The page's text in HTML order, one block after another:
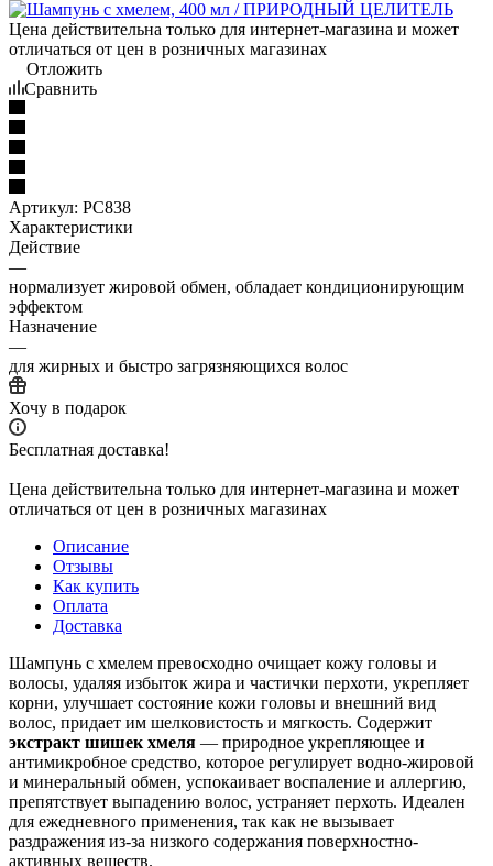
Цена действительна только для интернет-магазина и может
отличаться от цен в розничных магазинах
Отложить
Сравнить
Артикул: PC838
Характеристики
Действие
—
нормализует жировой обмен, обладает кондиционирующим
эффектом
Назначение
—
для жирных и быстро загрязняющихся волос
Хочу в подарок
Бесплатная доставка!
Цена действительна только для интернет-магазина и может
отличаться от цен в розничных магазинах
Описание
Отзывы
Как купить
Оплата
Доставка
Шампунь с хмелем превосходно очищает кожу головы и
волосы, удаляя избыток жира и частички перхоти, укрепляет
корни, улучшает состояние кожи головы и внешний вид
волос, придает им шелковистость и мягкость. Содержит
экстракт шишек хмеля — природное укрепляющее и
антимикробное средство, которое регулирует водно-жировой
и минеральный обмен, успокаивает воспаление и аллергию,
препятствует выпадению волос, устраняет перхоть. Идеален
для ежедневного применения, так как не вызывает
раздражения из-за низкого содержания поверхностно-
активных веществ.